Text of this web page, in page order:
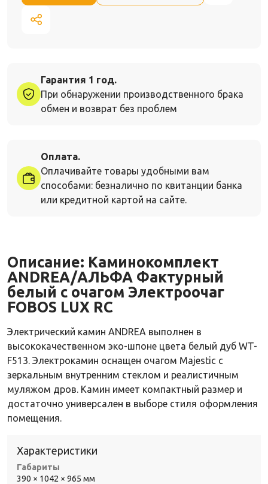
Гарантия 1 год.
При обнаружении производственного брака
обмен и возврат без проблем
Оплата.
Оплачивайте товары удобными вам
способами: безналично по квитанции банка
или кредитной картой на сайте.
Описание: Каминокомплект
ANDREA/АЛЬФА Фактурный
белый с очагом Электроочаг
FOBOS LUX RC
Электрический камин ANDREA выполнен в
высококачественном эко-шпоне цвета белый дуб WT-
F513. Электрокамин оснащен очагом Majestic с
зеркальным внутренним стеклом и реалистичным
муляжом дров. Камин имеет компактный размер и
достаточно универсален в выборе стиля оформления
помещения.
Характеристики
Габариты
390 × 1042 × 965 мм